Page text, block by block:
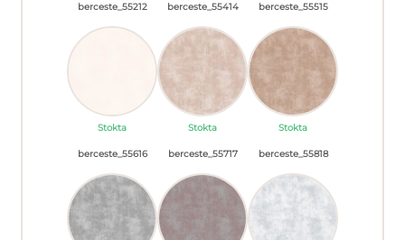
berceste_55212
Stokta
berceste_55414
Stokta
berceste_55515
Stokta
berceste_55616 berceste_55717 berceste_55818